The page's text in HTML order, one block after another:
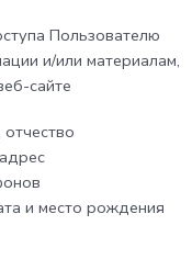
Пользователю
и/или материалам,
сайте
и место рождения